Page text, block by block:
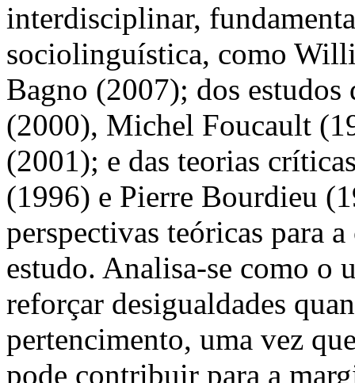
interdisciplinar,
sociolinguística, como
Bagno (2007); dos
(2000), Michel Foucault
(2001); e das teorias
(1996) e Pierre Bourdieu
perspectivas teóricas para
estudo. Analisa-se como o
reforçar desigualdades
pertencimento, uma vez
pode contribuir para a